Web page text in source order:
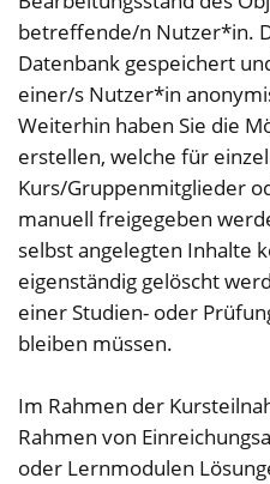
betreffende/n Nutzer*in.
Datenbank gespeichert
einer/s Nutzer*in
Weiterhin haben Sie die
erstellen, welche für
Kurs/Gruppenmitglieder
manuell freigegeben
selbst angelegten Inhalte
eigenständig gelöscht
einer Studien- oder
bleiben müssen.
Im Rahmen der
Rahmen von
oder Lernmodulen